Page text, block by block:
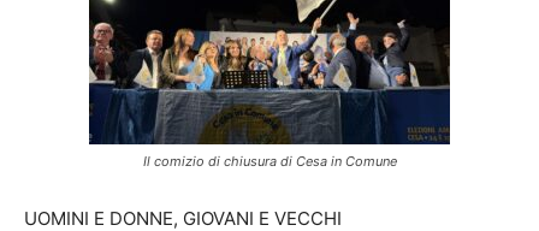
Il comizio di chiusura di Cesa in Comune
UOMINI E DONNE, GIOVANI E VECCHI